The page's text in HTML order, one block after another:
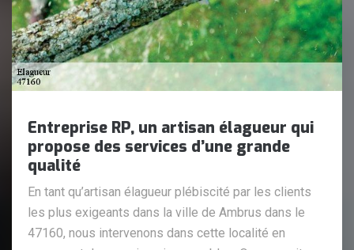
Entreprise RP, un artisan élagueur qui
propose des services d’une grande
qualité
En tant qu’artisan élagueur plébiscité par les clients
les plus exigeants dans la ville de Ambrus dans le
47160, nous intervenons dans cette localité en